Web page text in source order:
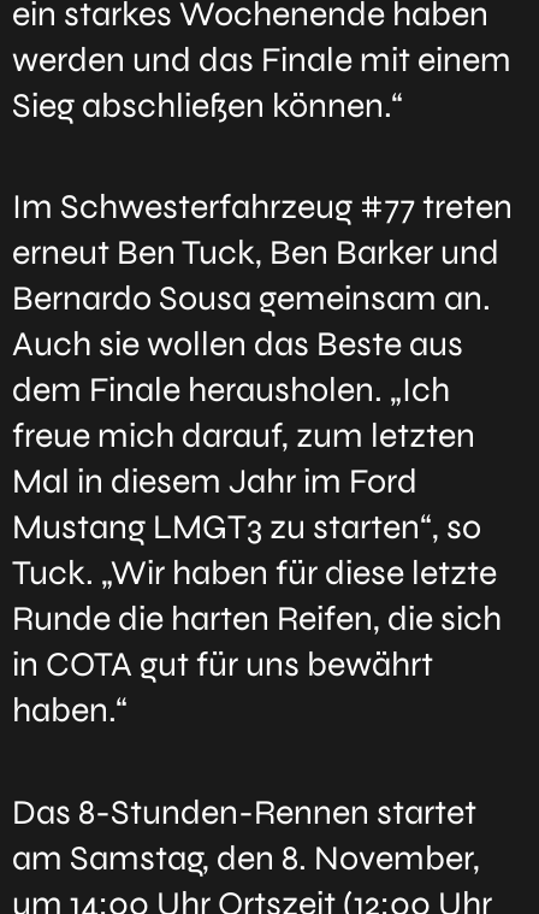
ein starkes Wochenende haben
werden und das Finale mit einem
Sieg abschließen können.“
Im Schwesterfahrzeug #77 treten
erneut Ben Tuck, Ben Barker und
Bernardo Sousa gemeinsam an.
Auch sie wollen das Beste aus
dem Finale herausholen. „Ich
freue mich darauf, zum letzten
Mal in diesem Jahr im Ford
Mustang LMGT3 zu starten“, so
Tuck. „Wir haben für diese letzte
Runde die harten Reifen, die sich
in COTA gut für uns bewährt
haben.“
Das 8-Stunden-Rennen startet
am Samstag, den 8. November,
um 14:00 Uhr Ortszeit (12:00 Uhr